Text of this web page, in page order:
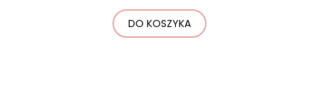
DO KOSZYKA